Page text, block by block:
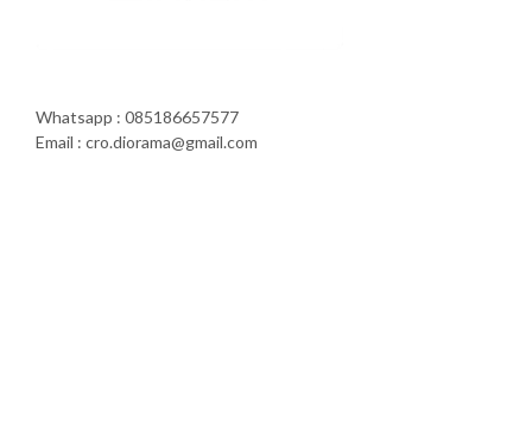
Whatsapp : 085186657577
Email : cro.diorama@gmail.com